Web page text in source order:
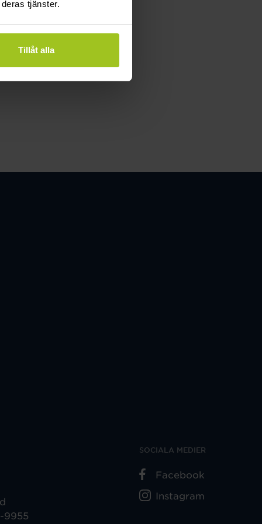
tjänster.
Tillåt alla
9955
SOCIALA MEDIER
Facebook
Instagram